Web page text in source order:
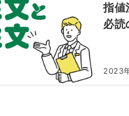
指値
必読
2023